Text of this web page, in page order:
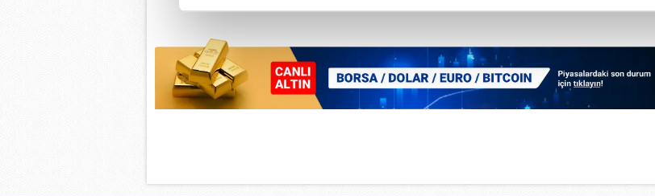
çerezler vasıtasıyla çeşitli kişisel verileriniz işlenmekte olup gerekli olan çerezler
amacıyla kullanılmaktadır. Diğer çerezler, sitemizin daha işlevsel kılınması ve
reklam/pazarlama faaliyetlerinin yapılması, amaçlarıyla sınırlı olarak açık rızanız
6698 sayılı Kişisel Verilerin Korunması Kanunu uyarınca hazırlanmış Aydınlatma